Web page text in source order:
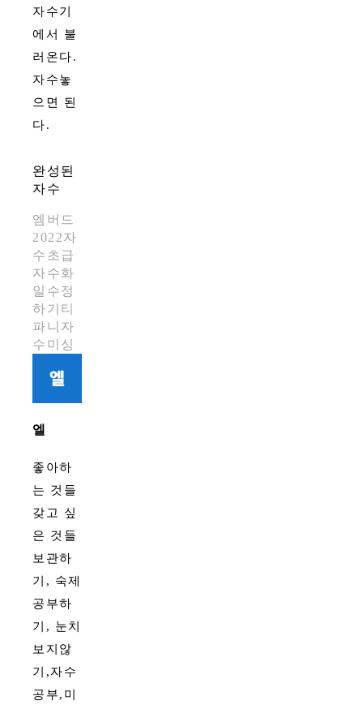
자수기
에서 불
러온다.
자수놓
으면 된
다.
완성된
자수
엠버드
2022자
수초급
자수화
일수정
하기 티
파니자
수미싱
엘
좋아하
는 것들
갖고 싶
은 것들
보관하
기, 숙제
공부하
기, 눈치
보지않
기,자수
공부,미